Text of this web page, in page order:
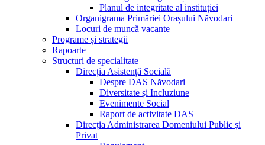
Planul de integritate al instituției
Organigrama Primăriei Orașului Năvodari
Locuri de muncă vacante
Programe și strategii
Rapoarte
Structuri de specialitate
Direcția Asistență Socială
Despre DAS Năvodari
Diversitate și Incluziune
Evenimente Social
Raport de activitate DAS
Direcția Administrarea Domeniului Public și
Privat